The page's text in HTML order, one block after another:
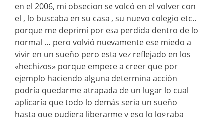
en el 2006, mi obsecion se volcó en el volver con
el , lo buscaba en su casa , su nuevo colegio etc..
porque me deprimí por esa perdida dentro de lo
normal … pero volvió nuevamente ese miedo a
vivir en un sueño pero esta vez reflejado en los
«hechizos» porque empece a creer que por
ejemplo haciendo alguna determina acción
podría quedarme atrapada de un lugar lo cual
aplicaría que todo lo demás seria un sueño
hasta que pudiera liberarme y eso lo lograba